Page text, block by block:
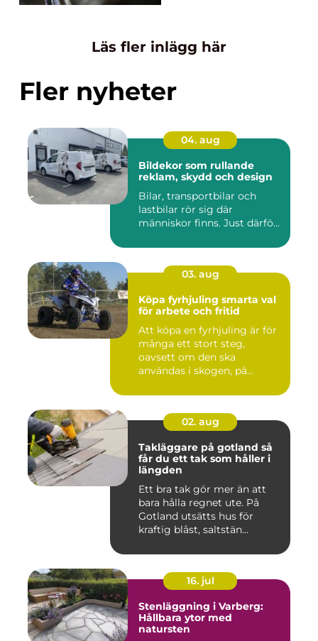
Läs fler inlägg här
Fler nyheter
04. aug
Bildekor som rullande
reklam, skydd och design
Bilar, transportbilar och
lastbilar rör sig där
människor finns. Just därfö...
03. aug
Köpa fyrhjuling smarta val
för arbete och fritid
Att köpa en fyrhjuling är för
många ett stort steg,
oavsett om den ska
användas i skogen, på
02. aug
Takläggare på gotland så
får du ett tak som håller i
längden
Ett bra tak gör mer än att
bara hålla regnet ute. På
Gotland utsätts hus för
kraftig blåst, saltstän...
16. jul
Stenläggning i Varberg:
Hållbara ytor med
natursten